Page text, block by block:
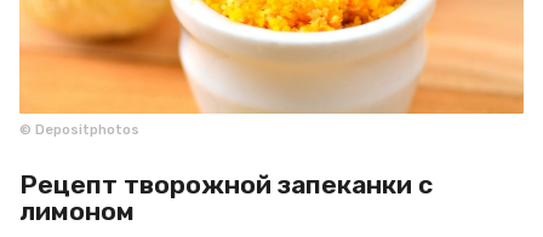
© Depositphotos
Рецепт творожной запеканки с
лимоном